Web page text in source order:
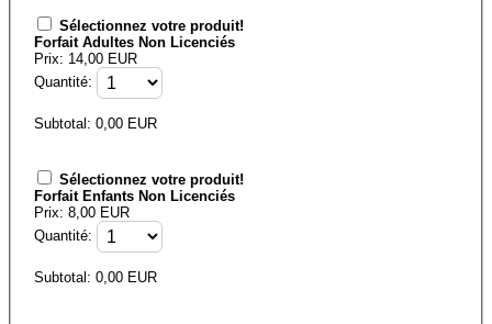
Sélectionnez votre produit!
Forfait Adultes Non Licenciés
Prix: 14,00 EUR
Quantité:
Subtotal: 0,00 EUR
Sélectionnez votre produit!
Forfait Enfants Non Licenciés
Prix: 8,00 EUR
Quantité:
Subtotal: 0,00 EUR